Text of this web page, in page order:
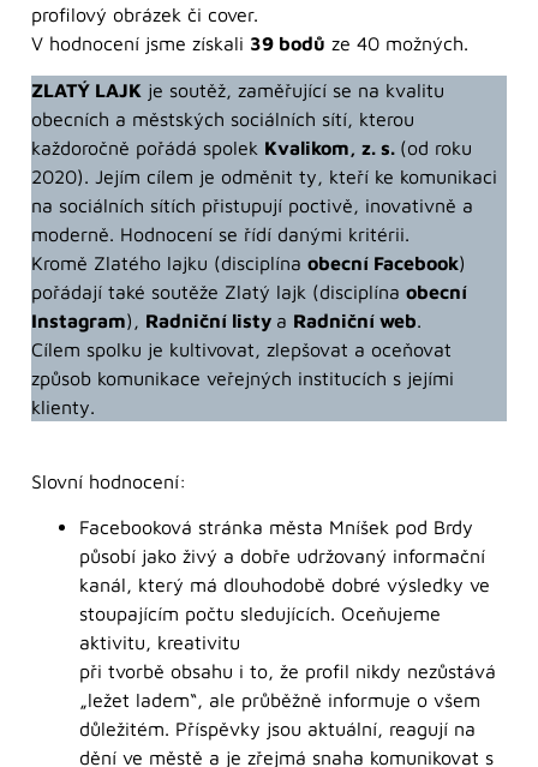
profilový obrázek či cover.
V hodnocení jsme získali 39 bodů ze 40 možných.
ZLATÝ LAJK je soutěž, zaměřující se na kvalitu
obecních a městských sociálních sítí, kterou
každoročně pořádá spolek Kvalikom, z. s. (od roku
2020). Jejím cílem je odměnit ty, kteří ke komunikaci
na sociálních sítích přistupují poctivě, inovativně a
moderně. Hodnocení se řídí danými kritérii.
Kromě Zlatého lajku (disciplína obecní Facebook)
pořádají také soutěže Zlatý lajk (disciplína obecní
Instagram), Radniční listy a Radniční web
Cílem spolku je kultivovat, zlepšovat a oceňovat
způsob komunikace veřejných institucích s jejími
klienty.
Slovní hodnocení:
Facebooková stránka města Mníšek pod Brdy
působí jako živý a dobře udržovaný informační
kanál, který má dlouhodobě dobré výsledky ve
stoupajícím počtu sledujících. Oceňujeme
aktivitu, kreativitu
při tvorbě obsahu i to, že profil nikdy nezůstává
„ležet ladem“, ale průběžně informuje o všem
důležitém. Příspěvky jsou aktuální, reagují na
dění ve městě a je zřejmá snaha komunikovat s